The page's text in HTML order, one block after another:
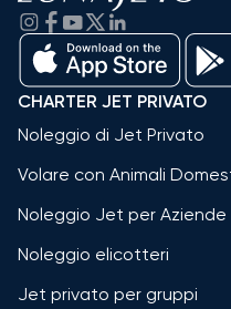
CHARTER JET PRIVATO
Noleggio di Jet Privato
Volare con Animali
Noleggio Jet per Aziende
Noleggio elicotteri
Jet privato per gruppi